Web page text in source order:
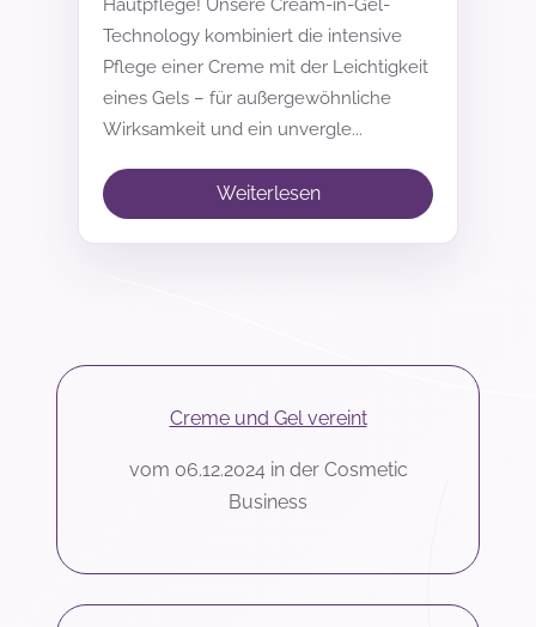
Hautpflege! Unsere Cream-in-Gel-
Technology kombiniert die intensive
Pflege einer Creme mit der Leichtigkeit
eines Gels – für außergewöhnliche
Wirksamkeit und ein unvergle...
Weiterlesen
Creme und Gel vereint
vom 06.12.2024 in der Cosmetic
Business